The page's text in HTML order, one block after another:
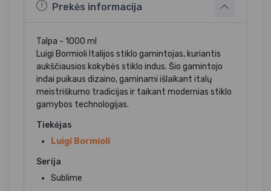
Prekės informacija
Talpa - 1000 ml
Luigi Bormioli Italijos stiklo gamintojas, kuriantis
aukščiausios kokybės stiklo indus. Šio gamintojo
indai puikaus dizaino, gaminami išlaikant italų
meistriškumo tradicijas ir taikant modernias stiklo
gamybos technologijas.
Tiekėjas
Luigi Bormioli
Serija
Sublime